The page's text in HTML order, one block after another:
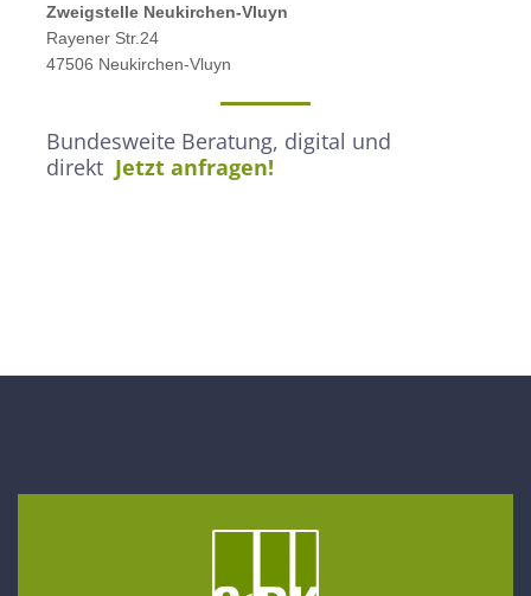
Zweigstelle Neukirchen-Vluyn
Rayener Str.24
47506 Neukirchen-Vluyn
Bundesweite Beratung, digital und
direkt Jetzt anfragen!